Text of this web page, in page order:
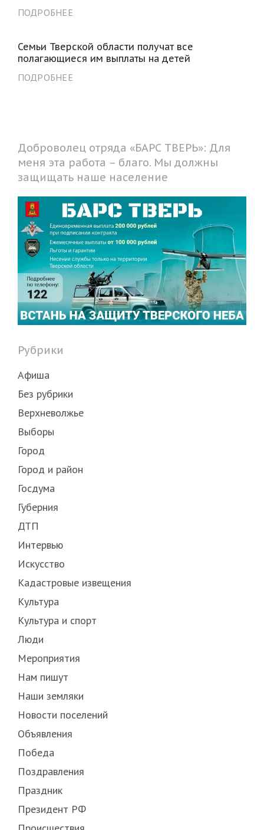
ПОДРОБНЕЕ
Семьи Тверской области получат все
полагающиеся им выплаты на детей
ПОДРОБНЕЕ
Доброволец отряда «БАРС ТВЕРЬ»: Для
меня эта работа – благо. Мы должны
защищать наше население
Рубрики
Афиша
Без рубрики
Верхневолжье
Выборы
Город
Город и район
Госдума
Губерния
ДТП
Интервью
Искусство
Кадастровые извещения
Культура
Культура и спорт
Люди
Мероприятия
Нам пишут
Наши земляки
Новости поселений
Объявления
Победа
Поздравления
Праздник
Президент РФ